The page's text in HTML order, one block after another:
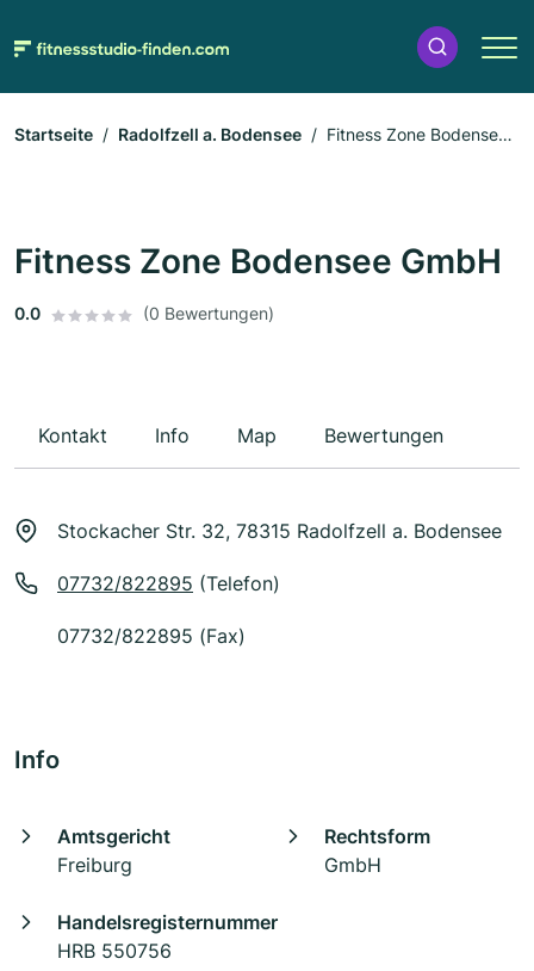
Startseite Radolfzell a. Bodensee
Fitness Zone Bodensee
Fitness Zone Bodensee GmbH
0.0 (0 Bewertungen)
Kontakt Info Map Bewertungen
Stockacher Str. 32, 78315 Radolfzell a. Bodensee
07732/822895 (Telefon)
07732/822895 (Fax)
Info
Amtsgericht
Freiburg
Rechtsform
GmbH
Handelsregisternummer
HRB 550756